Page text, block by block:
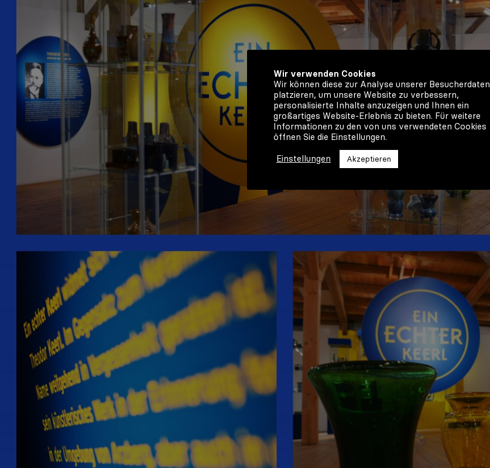
Wir verwenden Cookies
Wir können diese zur Analyse unserer Besucherdaten
platzieren, um unsere Website zu verbessern,
personalisierte Inhalte anzuzeigen und Ihnen ein
großartiges Website-Erlebnis zu bieten. Für weitere
Informationen zu den von uns verwendeten Cookies
öffnen Sie die Einstellungen.
Einstellungen Akzeptieren